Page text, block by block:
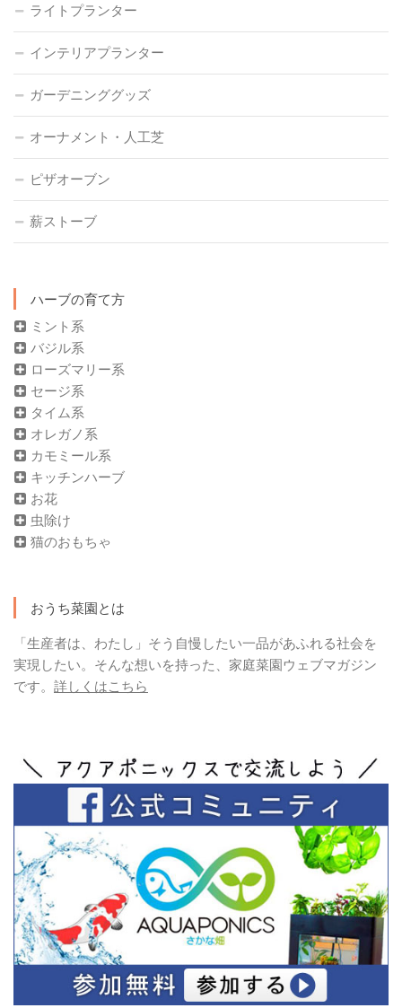
ライトプランター
インテリアプランター
ガーデニンググッズ
オーナメント・人工芝
ピザオーブン
薪ストーブ
ハーブの育て方
ミント系
バジル系
ローズマリー系
セージ系
タイム系
オレガノ系
カモミール系
キッチンハーブ
お花
虫除け
猫のおもちゃ
おうち菜園とは
「生産者は、わたし」そう自慢したい一品があふれる社会を
実現したい。そんな想いを持った、家庭菜園ウェブマガジン
です。 詳しくはこちら